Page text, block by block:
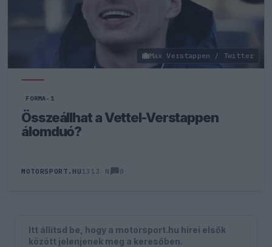
Max Verstappen / Twitter
FORMA-1
Összeállhat a Vettel-Verstappen
álomduó?
MOTORSPORT.HU 1313 N 0
Itt állítsd be, hogy a motorsport.hu hírei elsők
között jelenjenek meg a keresőben.